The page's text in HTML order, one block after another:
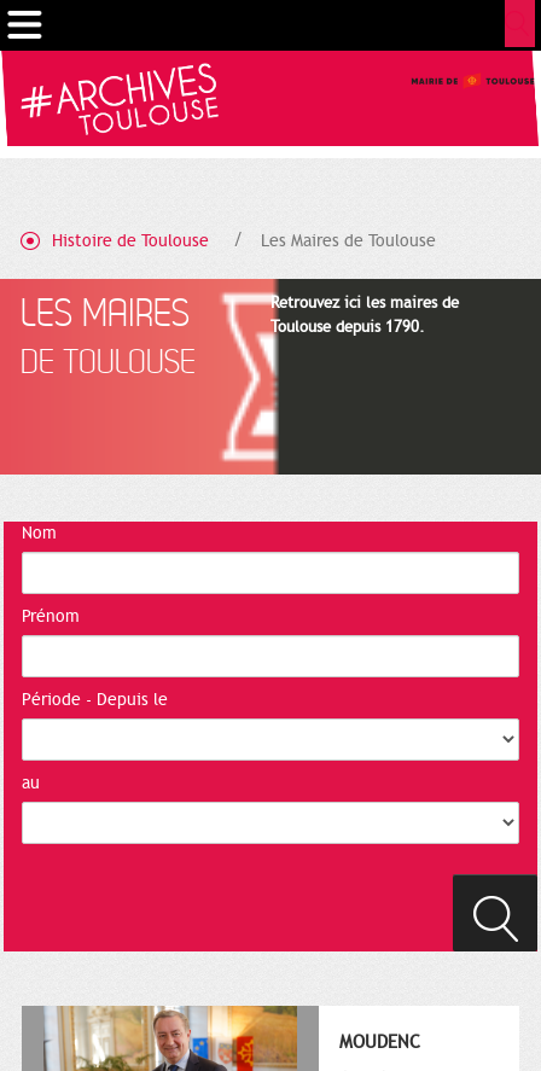
Histoire de Toulouse Les Maires de Toulouse
LES MAIRES
DE TOULOUSE
Retrouvez ici les maires de
Toulouse depuis 1790.
Nom
Prénom
Période - Depuis le
au
MOUDENC
Cookies management panel